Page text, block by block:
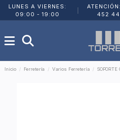
LUNES A VIERNES:
09:00 - 19:00
452
Inicio Ferretería Varios Ferretería SOPORTE